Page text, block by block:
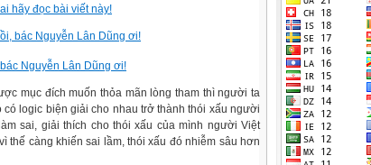
hãy đọc bài viết này!
Nguyễn Lân Dũng ơi!
mục đích muốn thỏa mãn lòng tham thì người ta
logic biện giải cho nhau trở thành thói xấu người
sai, giải thích cho thói xấu của mình người Việt
thế càng khiến sai lầm, thói xấu đó nhiễm sâu hơn